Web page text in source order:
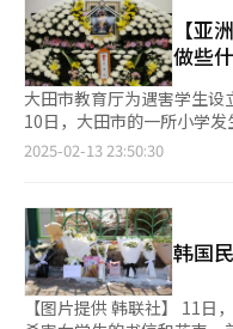
从国籍来看，中国籍以
（30.5936万人）、泰国籍
人）、乌兹别克斯坦籍（9.4893万人）
至30多岁的外国人占比接近
40多岁（15.9%）、50多
等。 统计显示，外籍人员最多的地区为京畿道（31.4%）和首尔
（17.8%）。其后依次为庆
增长16.5%。因学位课程等
加韩国语等研修的留学生有8.5256万人。 在
人员人数达到39.7522万人
国政府实施电子旅行许可制
【亚
做些
大田市教育厅为遇害学生设立
10日，大田市的一所小学
年级小学生金荷娜（音）在
以不同方式哀悼小天使。 作为家中有年龄相仿小朋友的妈妈，我
在一开始看到这则新闻标题
最安全的学校里，孩子宝贵
自杀未遂的凶手在陈述中表
他（她）一起死。”冷血的发言令人
2025-02-13 23:50:30
韩国
【图片提供 韩联社】 11日，在大田市西区的小学前摆放着悼念被